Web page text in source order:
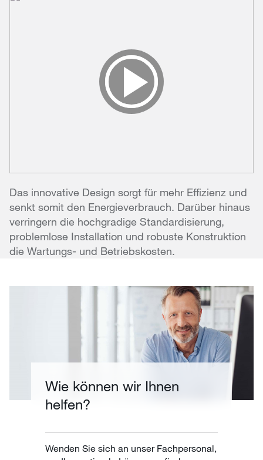
Play
Video
Das innovative Design sorgt für mehr Effizienz und
senkt somit den Energieverbrauch. Darüber hinaus
verringern die hochgradige Standardisierung,
problemlose Installation und robuste Konstruktion
die Wartungs- und Betriebskosten.
Wie können wir Ihnen
helfen?
Wenden Sie sich an unser Fachpersonal,